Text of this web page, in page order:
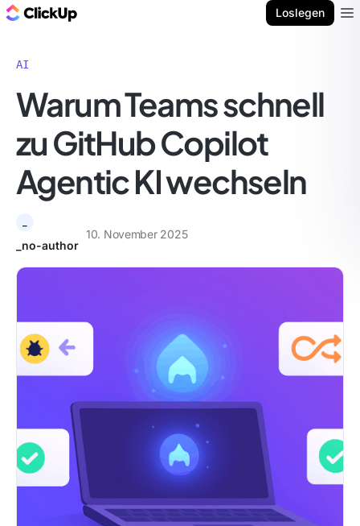
Loslegen
AI
Warum Teams schnell
zu GitHub Copilot
Agentic KI wechseln
_no-author
10. November 2025